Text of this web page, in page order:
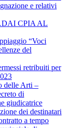
e relativi
CPIA AL
“Voci
del
retribuiti per
delle Arti –
di
giudicatrice
dei destinatari
a tempo